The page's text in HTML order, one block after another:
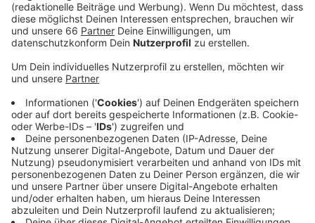
Freiwillige die Testungen.
Veröffentlicht:Dienstag, 27.04.2021 12:10
Anzeige
Wer sich engagieren möchte, kann sich bei der Agentur
für Arbeit melden. Neben Personen aus medizinischen
und pflegerischen Berufen können auch Menschen
ohne medizinische Vorbildung Pflegeeinrichtungen bei
den Corona-Tests unterstützen.